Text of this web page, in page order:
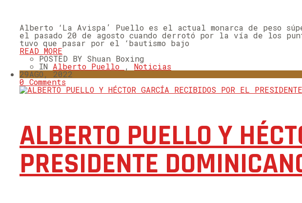
Alberto ‘La Avispa’ Puello es el actual monarca de peso
el pasado 20 de agosto cuando derrotó por la vía de los
tuvo que pasar por el ‘bautismo bajo
READ MORE
POSTED BY Shuan Boxing
IN Alberto Puello , Noticias
29AGO, 2022
0 Comments
ALBERTO PUELLO Y
PRESIDENTE